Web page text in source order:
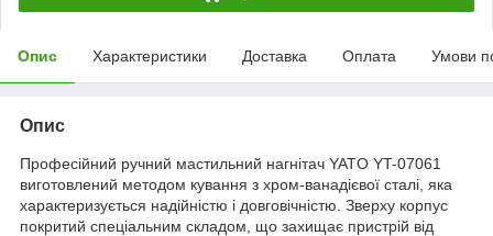
Опис Характеристики Доставка Оплата Умови
Опис
Професійний ручний мастильний нагнітач YATO YT-07061
виготовлений методом кування з хром-ванадієвої сталі, яка
характеризується надійністю і довговічністю. Зверху корпус
покритий спеціальним складом, що захищає пристрій від